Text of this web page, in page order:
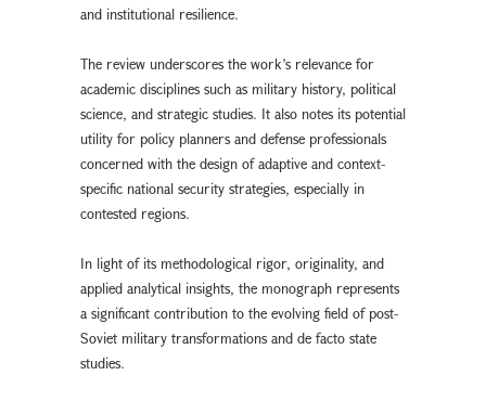
and institutional resilience.
The review underscores the work’s relevance for
academic disciplines such as military history, political
science, and strategic studies. It also notes its potential
utility for policy planners and defense professionals
concerned with the design of adaptive and context-
specific national security strategies, especially in
contested regions.
In light of its methodological rigor, originality, and
applied analytical insights, the monograph represents
a significant contribution to the evolving field of post-
Soviet military transformations and de facto state
studies.